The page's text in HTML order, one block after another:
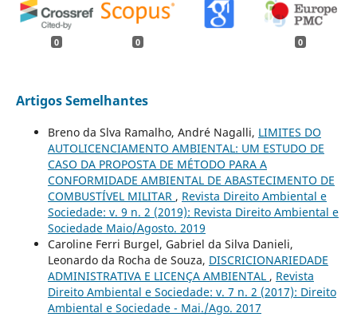
0 0 0
Artigos Semelhantes
Breno da Slva Ramalho, André Nagalli, LIMITES DO
AUTOLICENCIAMENTO AMBIENTAL: UM ESTUDO DE
CASO DA PROPOSTA DE MÉTODO PARA A
CONFORMIDADE AMBIENTAL DE ABASTECIMENTO DE
COMBUSTÍVEL MILITAR , Revista Direito Ambiental e
Sociedade: v. 9 n. 2 (2019): Revista Direito Ambiental e
Sociedade Maio/Agosto. 2019
Caroline Ferri Burgel, Gabriel da Silva Danieli,
Leonardo da Rocha de Souza, DISCRICIONARIEDADE
ADMINISTRATIVA E LICENÇA AMBIENTAL , Revista
Direito Ambiental e Sociedade: v. 7 n. 2 (2017): Direito
Ambiental e Sociedade - Mai./Ago. 2017